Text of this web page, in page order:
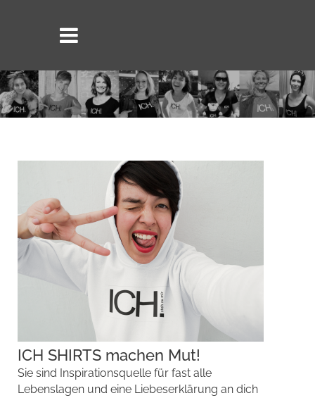
ICH SHIRTS machen Mut!
Sie sind Inspirationsquelle für fast alle
Lebenslagen und eine Liebeserklärung an dich